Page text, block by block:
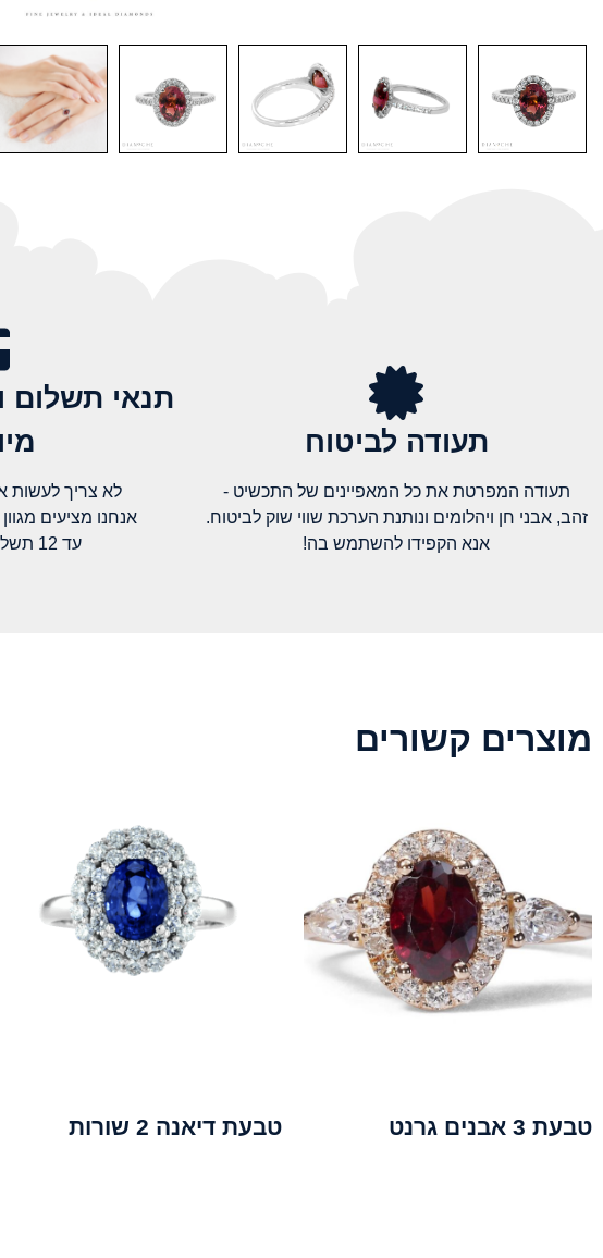
תעודה לביטוח
תעודה המפרטת את כל המאפיינים של התכשיט -
זהב, אבני חן ויהלומים ונותנת הערכת שווי שוק לביטוח.
אנא הקפידו להשתמש בה!
תנאי תשלום
לא צריך לעשות
אנחנו מציעים
עד 12 תשלומים ללא ריבית.
מוצרים קשורים
טבעת 3 אבנים גרנט טבעת דיאנה 2 שורות